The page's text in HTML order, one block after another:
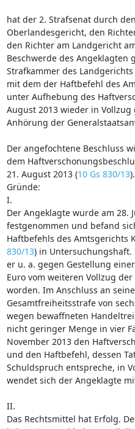
hat der 2. Strafsenat durch
Oberlandesgericht, den
den Richter am Landgericht
Beschwerde des Angeklagten
Strafkammer des
mit dem der Haftbefehl des
unter Aufhebung des
August 2013 wieder in
Anhörung der
Der angefochtene Beschluss
dem
21. August 2013 (10 Gs 830/13).
Gründe:
I.
Der Angeklagte wurde am 28.
festgenommen und befand
Haftbefehls des Amtsgerichts
830/13) in Untersuchungshaft.
er u. a. gegen Gestellung
Euro vom weiteren Vollzug
worden. Im Anschluss an
Gesamtfreiheitsstrafe von
wegen bewaffneten
nicht geringer Menge in vier
November 2013 den
und den Haftbefehl, dessen
Schuldspruch entspreche, in
wendet sich der Angeklagte
II.
Das Rechtsmittel hat Erfolg.